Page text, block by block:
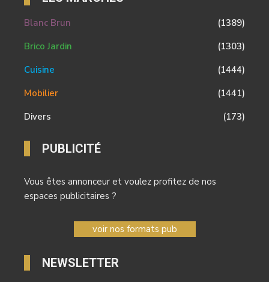
Blanc Brun
(1389)
Brico Jardin
(1303)
Cuisine
(1444)
Mobilier
(1441)
Divers
(173)
PUBLICITÉ
Vous êtes annonceur et voulez profitez de nos
espaces publicitaires ?
voir nos formats pub
NEWSLETTER